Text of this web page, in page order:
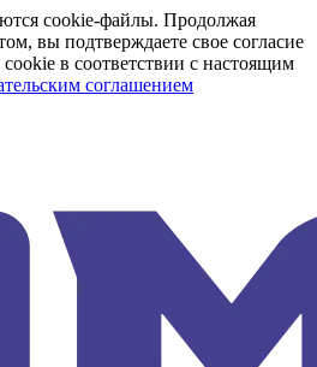
cookie-файлы. Продолжая
вы подтверждаете свое согласие
в соответствии с настоящим
соглашением